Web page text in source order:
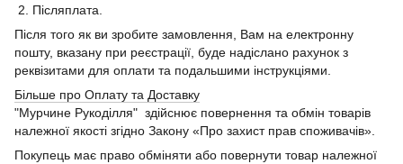
2. Післяплата.
Після того як ви зробите замовлення, Вам на електронну
пошту, вказану при реєстрації, буде надіслано рахунок з
реквізитами для оплати та подальшими інструкціями.
Більше про Оплату та Доставку
"Мурчине Рукоділля" здійснює повернення та обмін товарів
належної якості згідно Закону «Про захист прав споживачів».
Покупець має право обміняти або повернути товар належної